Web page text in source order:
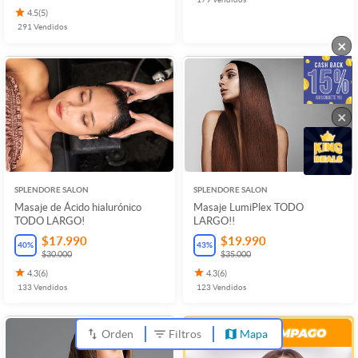
4.5(5)
291 Vendidos
SPLENDORE SALON
Masaje de Ácido hialurónico
TODO LARGO!
40% $17.990
$30.000
4.3(6)
133Vendidos
SPLENDORE SALON
Masaje LumiPlex TODO
LARGO!!
43% $19.990
$35.000
4.3(6)
123Vendidos
Orden Filtros Mapa
×
×